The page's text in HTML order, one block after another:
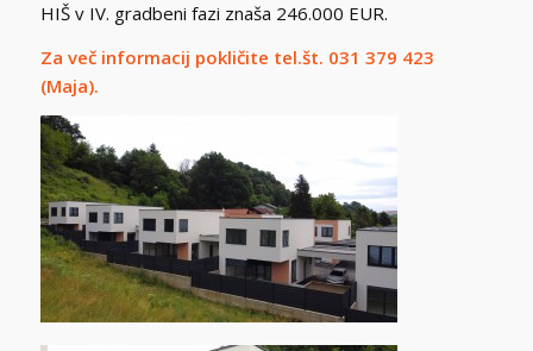
HIŠ v IV. gradbeni fazi znaša 246.000 EUR.
Za več informacij pokličite tel.št. 031 379 423
(Maja).